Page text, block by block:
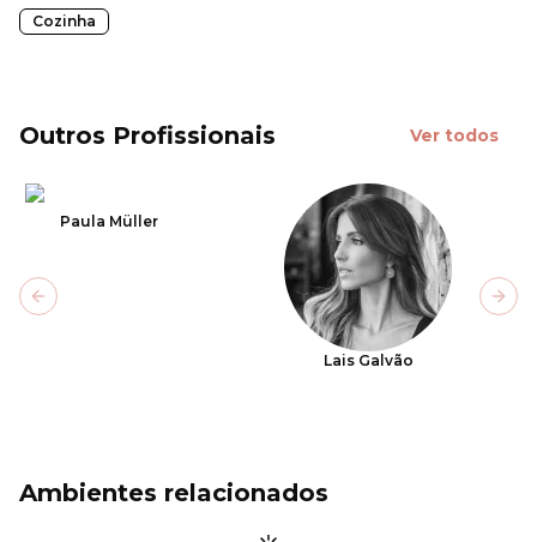
Cozinha
Outros Profissionais Ver todos
Paula Müller
Lais Galvão
Previous slide
Ambientes relacionados